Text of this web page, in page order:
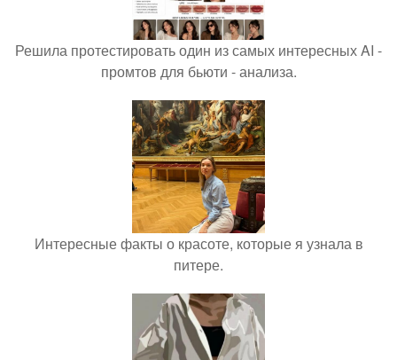
Решила протестировать один из самых интересных AI -
промтов для бьюти - анализа.
Интересные факты о красоте, которые я узнала в
питере.